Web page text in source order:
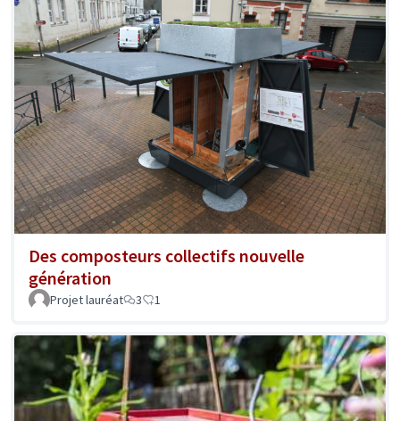
Des composteurs collectifs nouvelle
génération
Projet lauréat 3 1